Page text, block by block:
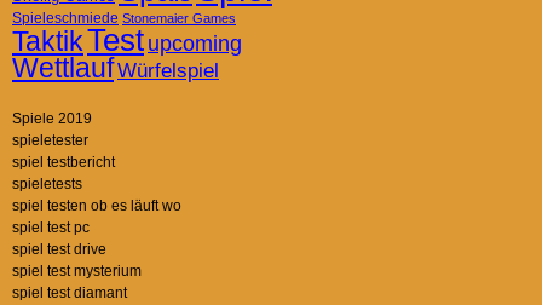
Spieleschmiede Stonemaier Games
TaktikTest upcoming
WettlaufWürfelspiel
Spiele 2019
spieletester
spiel testbericht
spieletests
spiel testen ob es läuft wo
spiel test pc
spiel test drive
spiel test mysterium
spiel test diamant